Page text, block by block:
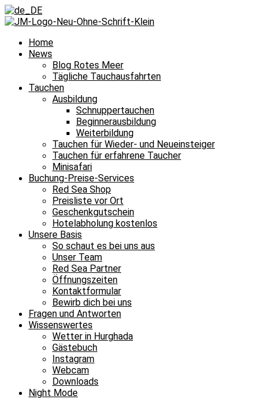
Home
News
Blog Rotes Meer
Tägliche Tauchausfahrten
Tauchen
Ausbildung
Schnuppertauchen
Beginnerausbildung
Weiterbildung
Tauchen für Wieder- und Neueinsteiger
Tauchen für erfahrene Taucher
Minisafari
Buchung-Preise-Services
Red Sea Shop
Preisliste vor Ort
Geschenkgutschein
Hotelabholung kostenlos
Unsere Basis
So schaut es bei uns aus
Unser Team
Red Sea Partner
Öffnungszeiten
Kontaktformular
Bewirb dich bei uns
Fragen und Antworten
Wissenswertes
Wetter in Hurghada
Gästebuch
Instagram
Webcam
Downloads
Night Mode